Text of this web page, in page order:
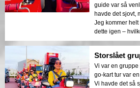
guide var så
havde det sjovt,
Jeg kommer
dette igen –
Storslået
Vi var en gruppe
go-kart tur var
Vi havde det så